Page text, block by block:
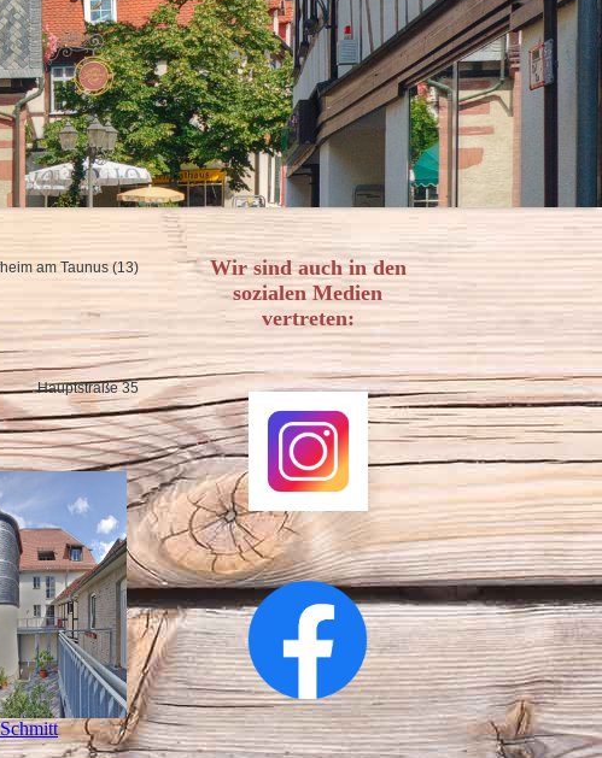
am Taunus (13)
Hauptstraße 35
Wir sind auch in den
sozialen Medien
vertreten: